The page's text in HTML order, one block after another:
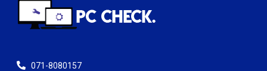
071-8080157